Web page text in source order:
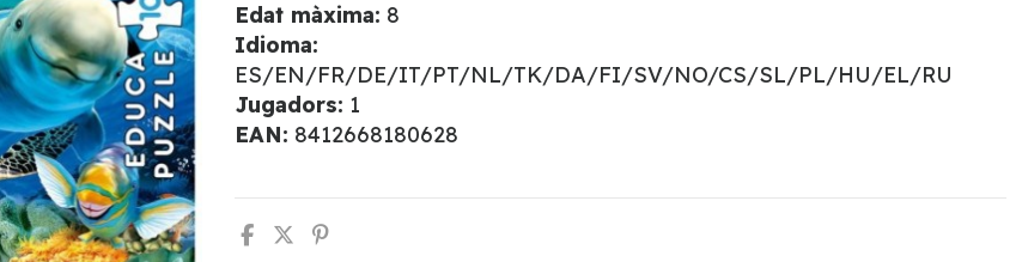
Edat màxima: 8
Idioma:
ES/EN/FR/DE/IT/PT/NL/TK/DA/FI/SV/NO/CS/SL/PL/HU/EL/RU
Jugadors: 1
EAN: 8412668180628